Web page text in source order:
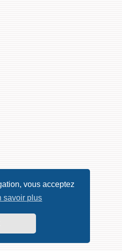
vous acceptez
savoir plus